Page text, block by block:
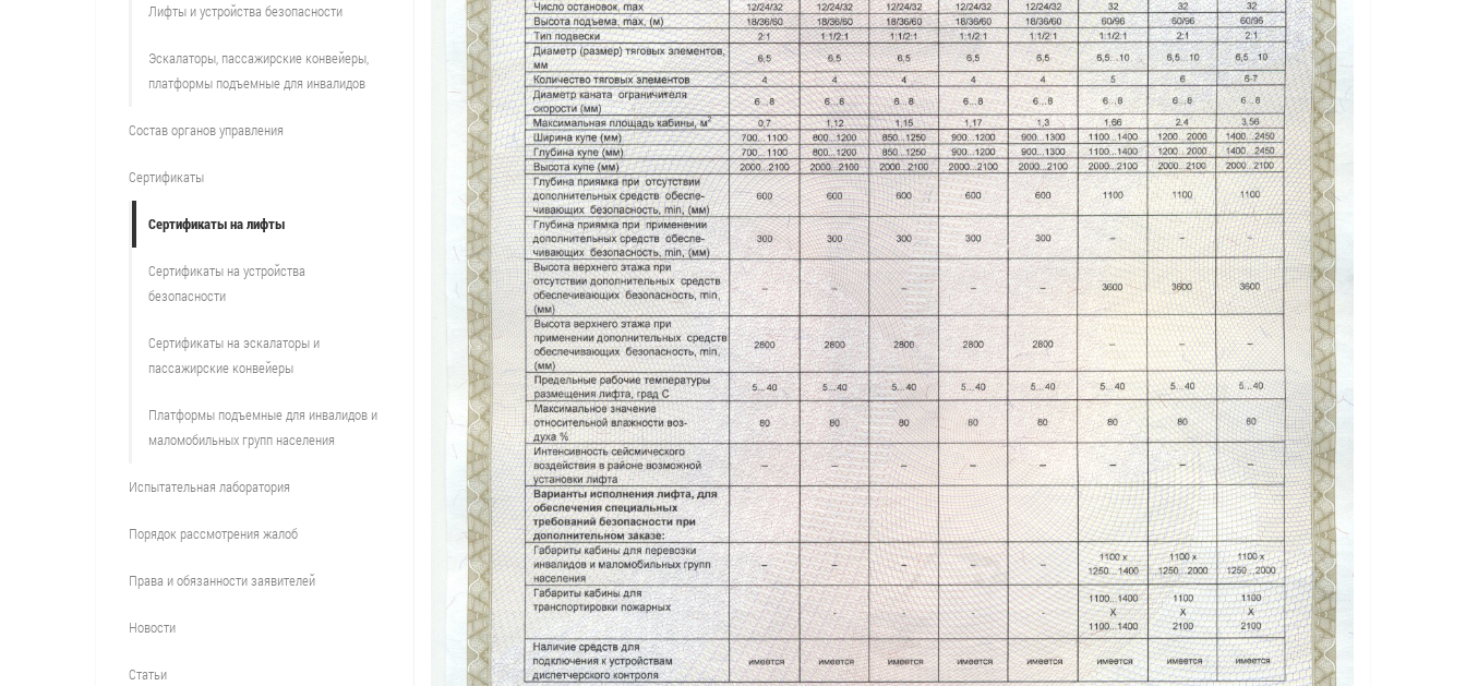
Лифты и устройства безопасности
Эскалаторы, пассажирские конвейеры,
платформы подъемные для инвалидов
Состав органов управления
Сертификаты
Сертификаты на лифты
Сертификаты на устройства
безопасности
Сертификаты на эскалаторы и
пассажирские конвейеры
Платформы подъемные для инвалидов и
маломобильных групп населения
Испытательная лаборатория
Порядок рассмотрения жалоб
Права и обязанности заявителей
Новости
Статьи